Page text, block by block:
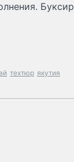
Буксир
техтюр якутия